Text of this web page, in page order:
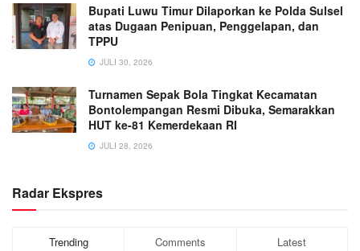
Bupati Luwu Timur Dilaporkan ke Polda Sulsel
atas Dugaan Penipuan, Penggelapan, dan
TPPU
JULI 30, 2026
Turnamen Sepak Bola Tingkat Kecamatan
Bontolempangan Resmi Dibuka, Semarakkan
HUT ke-81 Kemerdekaan RI
JULI 28, 2026
Radar Ekspres
Trending Comments Latest